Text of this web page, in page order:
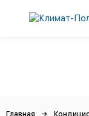
Главная